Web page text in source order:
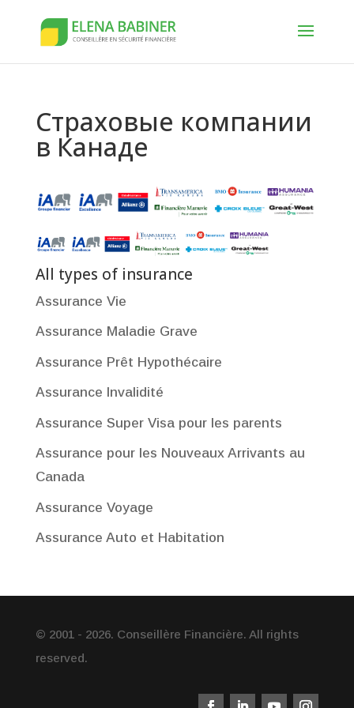
Страховые компании
в Канаде
All types of insurance
Assurance Vie
Assurance Maladie Grave
Assurance Prêt Hypothécaire
Assurance Invalidité
Assurance Super Visa pour les parents
Assurance pour les Nouveaux Arrivants au
Canada
Assurance Voyage
Assurance Auto et Habitation
© 2001 - 2026. Conseillère Financière. All rights
reserved.